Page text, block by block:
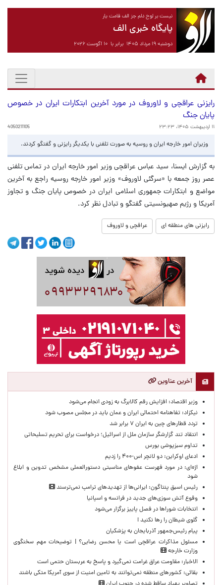
نیست بر لوح دلم جز الف قامت یار
پایگاه خبری الف
دوشنبه ۱۹ مرداد ۱۴۰۵ برابر با ۱۰ آگوست ۲۰۲۶
رایزنی عراقچی و لاوروف در مورد آخرین ابتکارات ایران در خصوص
پایان جنگ
۱۱ اردیبهشت ۱۴۰۵، ۲۳:۲۳ 4050211105
وزیران امور خارجه ایران و روسیه به صورت تلفنی با یکدیگر رایزنی و گفتگو کردند.
به گزارش ایسنا، سید عباس عراقچی وزیر امور خارجه ایران در تماس تلفنی
عصر روز جمعه با «سرگئی لاوروف» وزیر امور خارجه روسیه راجع به آخرین
مواضع و ابتکارات جمهوری اسلامی ایران در خصوص پایان جنگ و تجاوز
آمریکا و رژیم صهیونسیتی گفتگو و تبادل نظر کرد.
رایزنی های منطقه ای عراقچی و لاوروف
آخرین عناوین
وزیر اقتصاد: افزایش رقم کالابرگ به زودی انجام می‌شود
نیکزاد: تفاهنامه احتمالی ایران و عمان باید در مجلس مصوب شود
تردد قطارهای چین به ایران ۷ برابر شد
انتقاد تند گزارشگر سازمان ملل از اسرائیل؛ درخواست برای تحریم تسلیحاتی
تداوم سبزپوشی بورس
ادعای اوکراین: دو لانچر اس-۴۰۰ را زدیم
اژه‌ای: در مورد فهرست عفوهای مناسبتی دستورالعملی مشخص تدوین و ابلاغ
شود
رئیس اسبق پنتاگون: ایرانی‌ها از تهدیدهای ترامپ نمی‌ترسند
وقوع آتش سوزی‌های جدید در فرانسه و اسپانیا
انتخابات شوراها در فصل پاییز برگزار می‌شود
گلوی شیطان را رها نکنید !
پیام رئیس‌جمهور آذربایجان به پزشکیان
مسئول مذاکرات عراقچی است یا محسن رضایی؟ | توضیحات مهم سخنگوی
وزارت خارجه
الاخبار: مقاومت عراق غرامت نمی‌گیرد و پاسخ به عربستان حتمی است
بقائی: کشورهای منطقه نمی‌توانند به تامین امنیت از سوی آمریکا متکی باشند